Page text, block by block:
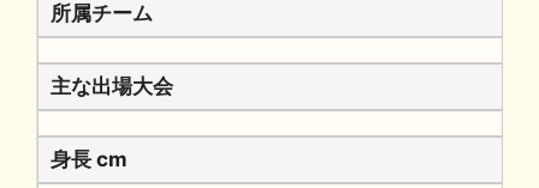
所属チーム
主な出場大会
身長 cm